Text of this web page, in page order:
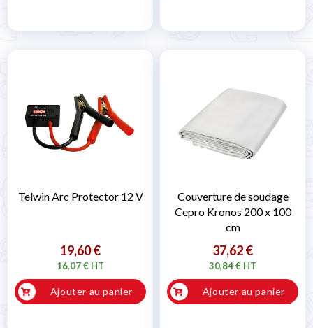
Telwin Arc Protector 12 V
19,60 €
16,07 € HT
Ajouter au panier
Couverture de soudage
Cepro Kronos 200 x 100
cm
37,62 €
30,84 € HT
Ajouter au panier